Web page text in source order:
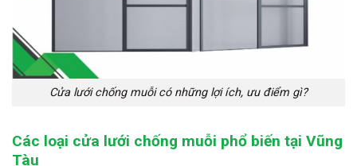
Cửa lưới chống muỗi có những lợi ích, ưu điểm gì?
Các loại cửa lưới chống muỗi phổ biến tại Vũng
Tàu